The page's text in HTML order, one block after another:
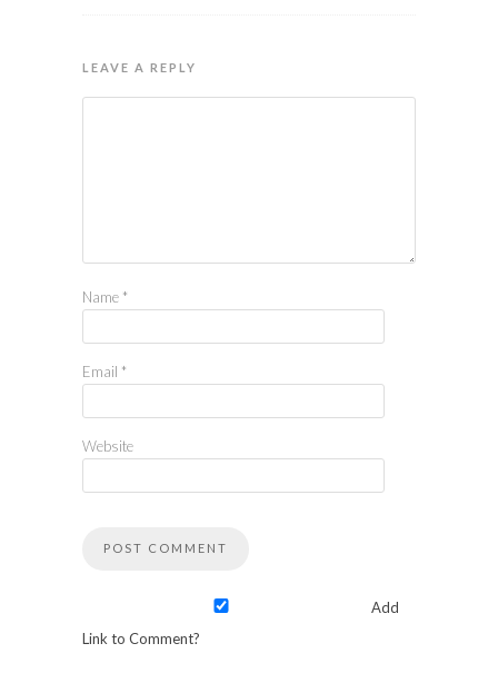
LEAVE A REPLY
Name *
Email *
Website
Add
Link to Comment?